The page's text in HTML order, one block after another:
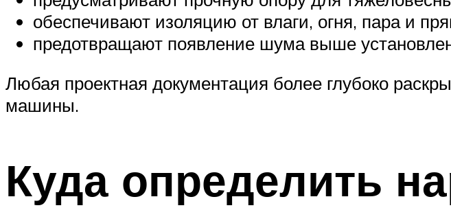
обеспечивают изоляцию от влаги, огня, пара и
предотвращают появление шума выше
Любая проектная документация более глубоко
машины.
Куда определить